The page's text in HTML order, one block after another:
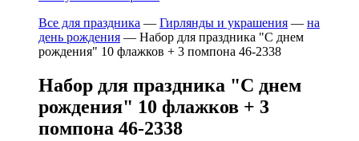
Все для праздника — Гирлянды и украшения — на
день рождения — Набор для праздника "С днем
рождения" 10 флажков + 3 помпона 46-2338
Набор для праздника "С днем
рождения" 10 флажков + 3
помпона 46-2338